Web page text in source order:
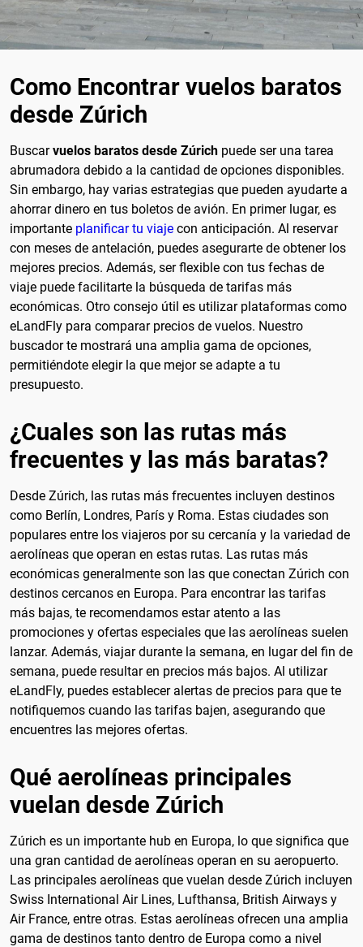
Como Encontrar vuelos baratos
desde Zúrich
Buscarvuelos baratos desde Zúrich puede ser una tarea
abrumadora debido a la cantidad de opciones disponibles.
Sin embargo, hay varias estrategias que pueden ayudarte a
ahorrar dinero en tus boletos de avión. En primer lugar, es
importante planificar tu viaje con anticipación. Al reservar
con meses de antelación, puedes asegurarte de obtener los
mejores precios. Además, ser flexible con tus fechas de
viaje puede facilitarte la búsqueda de tarifas más
económicas. Otro consejo útil es utilizar plataformas como
eLandFly para comparar precios de vuelos. Nuestro
buscador te mostrará una amplia gama de opciones,
permitiéndote elegir la que mejor se adapte a tu
presupuesto.
¿Cuales son las rutas más
frecuentes y las más baratas?
Desde Zúrich, las rutas más frecuentes incluyen destinos
como Berlín, Londres, París y Roma. Estas ciudades son
populares entre los viajeros por su cercanía y la variedad de
aerolíneas que operan en estas rutas. Las rutas más
económicas generalmente son las que conectan Zúrich con
destinos cercanos en Europa. Para encontrar las tarifas
más bajas, te recomendamos estar atento a las
promociones y ofertas especiales que las aerolíneas suelen
lanzar. Además, viajar durante la semana, en lugar del fin de
semana, puede resultar en precios más bajos. Al utilizar
eLandFly, puedes establecer alertas de precios para que te
notifiquemos cuando las tarifas bajen, asegurando que
encuentres las mejores ofertas.
Qué aerolíneas principales
vuelan desde Zúrich
Zúrich es un importante hub en Europa, lo que significa que
una gran cantidad de aerolíneas operan en su aeropuerto.
Las principales aerolíneas que vuelan desde Zúrich incluyen
Swiss International Air Lines, Lufthansa, British Airways y
Air France, entre otras. Estas aerolíneas ofrecen una amplia
gama de destinos tanto dentro de Europa como a nivel